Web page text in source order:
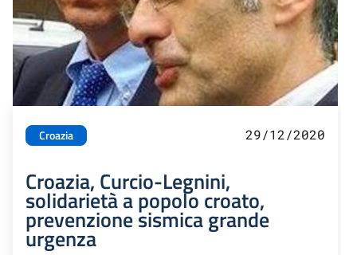
Croazia 29/12/2020
Croazia, Curcio-Legnini,
solidarietà a popolo croato,
prevenzione sismica grande
urgenza